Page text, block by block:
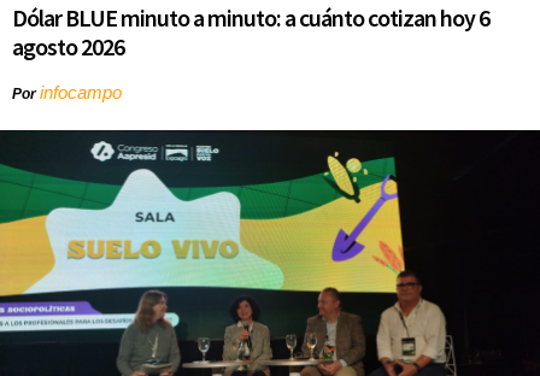
Dólar BLUE minuto a minuto: a cuánto cotizan hoy 6
agosto 2026
Porinfocampo